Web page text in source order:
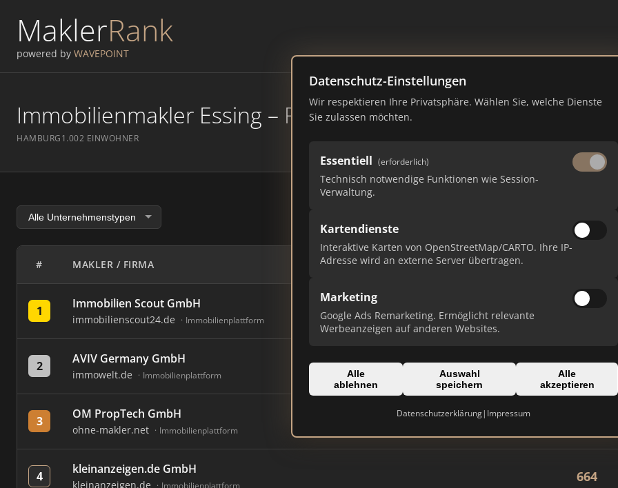
MaklerRank
powered by WAVEPOINT
Datenschutz-Einstellungen
Wir respektieren Ihre Privatsphäre. Wählen Sie, welche Dienste
Sie zulassen möchten.
Essentiell (erforderlich)
Technisch notwendige Funktionen wie Session-
Verwaltung.
Kartendienste
Interaktive Karten von OpenStreetMap/CARTO. Ihre IP-
Adresse wird an externe Server übertragen.
Marketing
Google Ads Remarketing. Ermöglicht relevante
Werbeanzeigen auf anderen Websites.
Alle
ablehnen
Auswahl
speichern
Alle
akzeptieren
Datenschutzerklärung| Impressum
Immobilienmakler Essing – Ranking Juli 2026
HAMBURG1.002 EINWOHNER
# MAKLER / FIRMA
1 Immobilien Scout GmbH
immobilienscout24.de Immobilienplattform
890
2 AVIV Germany GmbH
immowelt.de Immobilienplattform
823
3 OM PropTech GmbH
ohne-makler.net Immobilienplattform
4 kleinanzeigen.de GmbH
kleinanzeigen.de Immobilienplattform
664